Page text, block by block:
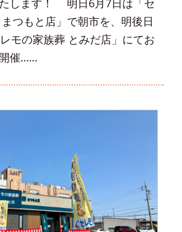
つもと店」で朝市を、明後日
モの家族葬 とみだ店」にてお
催……